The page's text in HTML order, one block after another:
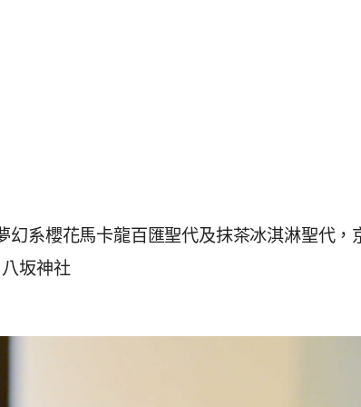
幻系櫻花馬卡龍百匯聖代及抹茶冰淇淋聖代，
坂神社